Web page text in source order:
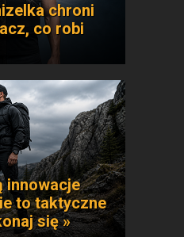
chroni
co robi
innowacje
to taktyczne
się »